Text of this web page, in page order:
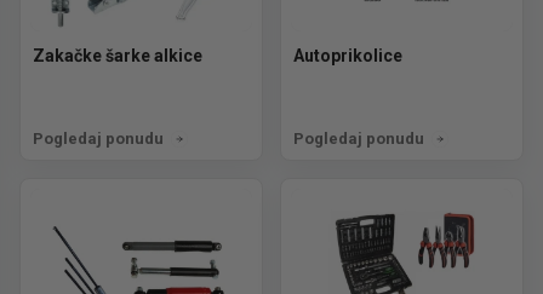
Zakačke šarke alkice
Pogledaj ponudu
Autoprikolice
Pogledaj ponudu